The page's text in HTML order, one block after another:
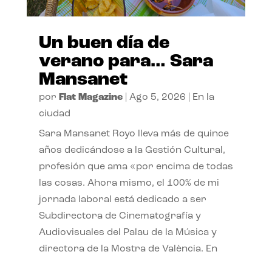
Un buen día de
verano para… Sara
Mansanet
por Flat Magazine| Ago 5, 2026
En la
ciudad
Sara Mansanet Royo lleva más de quince
años dedicándose a la Gestión Cultural,
profesión que ama «por encima de todas
las cosas. Ahora mismo, el 100% de mi
jornada laboral está dedicado a ser
Subdirectora de Cinematografía y
Audiovisuales del Palau de la Música y
directora de la Mostra de València. En